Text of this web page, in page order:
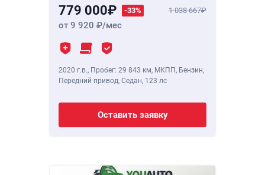
779 000 -33% 1 038 667
от 9 920 /мес
2020 г.в., Пробег: 29 843 км, МКПП, Бензин,
Передний привод, Седан, 123 лс
Оставить заявку